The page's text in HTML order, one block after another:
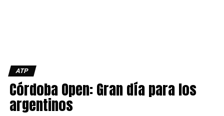
ATP
Córdoba Open: Gran día para los
argentinos